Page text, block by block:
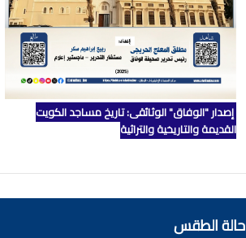
إصدار "الوفاق" الوثائقي: تاريخ مساجد الكويت
القديمة والتاريخية والتراثية
حالة الطقس